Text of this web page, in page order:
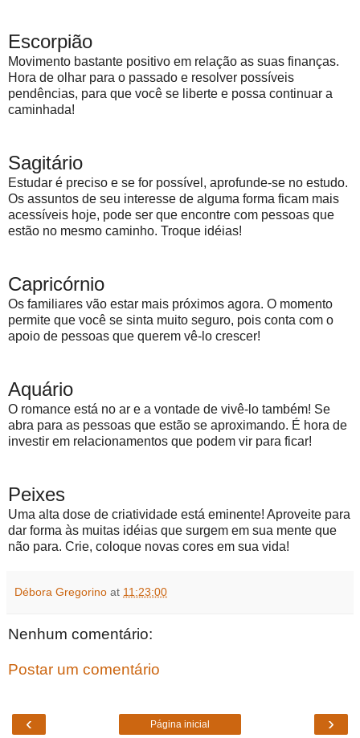
Escorpião
Movimento bastante positivo em relação as suas finanças.
Hora de olhar para o passado e resolver possíveis
pendências, para que você se liberte e possa continuar a
caminhada!
Sagitário
Estudar é preciso e se for possível, aprofunde-se no estudo.
Os assuntos de seu interesse de alguma forma ficam mais
acessíveis hoje, pode ser que encontre com pessoas que
estão no mesmo caminho. Troque idéias!
Capricórnio
Os familiares vão estar mais próximos agora. O momento
permite que você se sinta muito seguro, pois conta com o
apoio de pessoas que querem vê-lo crescer!
Aquário
O romance está no ar e a vontade de vivê-lo também! Se
abra para as pessoas que estão se aproximando. É hora de
investir em relacionamentos que podem vir para ficar!
Peixes
Uma alta dose de criatividade está eminente! Aproveite para
dar forma às muitas idéias que surgem em sua mente que
não para. Crie, coloque novas cores em sua vida!
Débora Gregorino at 11:23:00
Nenhum comentário:
Postar um comentário
‹ ›
Página inicial